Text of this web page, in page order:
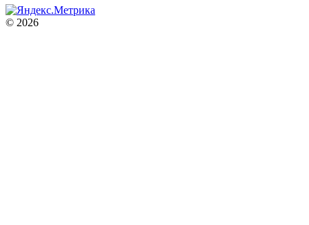
© 2026